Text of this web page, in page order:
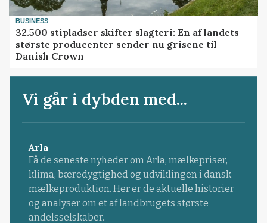
BUSINESS
32.500 stipladser skifter slagteri: En af landets
største producenter sender nu grisene til
Danish Crown
Vi går i dybden med...
Arla
Få de seneste nyheder om Arla, mælkepriser,
klima, bæredygtighed og udviklingen i dansk
mælkeproduktion. Her er de aktuelle historier
og analyser om et af landbrugets største
andelsselskaber.